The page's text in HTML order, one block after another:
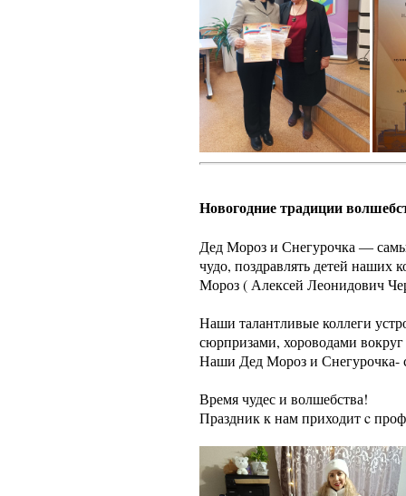
Новогодние традиции
Дед Мороз и Снегурочка ―
чудо, поздравлять детей наших
Мороз ( Алексей Леонидович
Наши талантливые коллеги
сюрпризами, хороводами
Наши Дед Мороз и Снегурочка-
Время чудес и волшебства!
Праздник к нам приходит c